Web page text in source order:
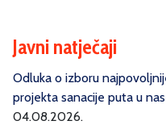
Javni natječaji
Odluka o izboru
projekta sanacije puta u
04.08.2026.